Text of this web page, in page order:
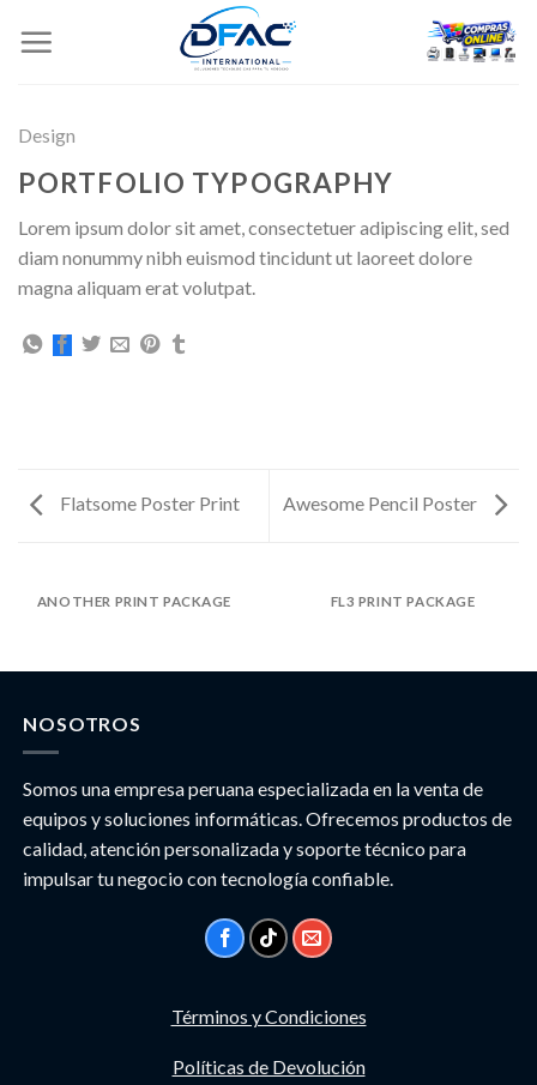
Design
PORTFOLIO TYPOGRAPHY
Lorem ipsum dolor sit amet, consectetuer adipiscing elit, sed
diam nonummy nibh euismod tincidunt ut laoreet dolore
magna aliquam erat volutpat.
Flatsome Poster Print Awesome Pencil Poster
ANOTHER PRINT PACKAGE FL3 PRINT PACKAGE
NOSOTROS
Somos una empresa peruana especializada en la venta de
equipos y soluciones informáticas. Ofrecemos productos de
calidad, atención personalizada y soporte técnico para
impulsar tu negocio con tecnología confiable.
Términos y Condiciones
Políticas de Devolución